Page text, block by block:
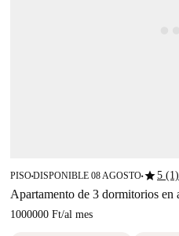
PISO■DISPONIBLE 08 AGOSTO■star5 (1)
Apartamento de 3 dormitorios en
1000000 Ft/al mes